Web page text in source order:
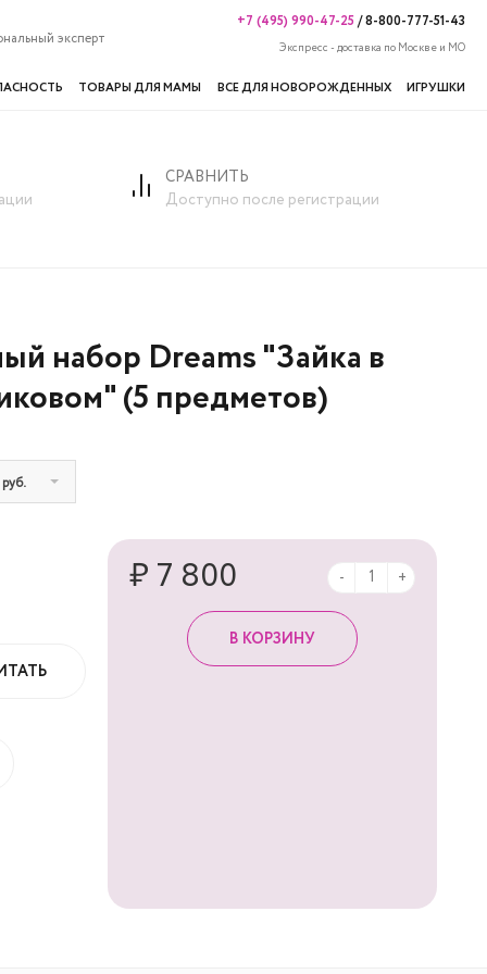
эксперт
+7 (495) 990-47-25/8-800-777-51-43
Экспресс - доставка по Москве и МО
ТОВАРЫ ДЛЯ МАМЫ ВСЕ ДЛЯ НОВОРОЖДЕННЫХ ИГРУШКИ
набор Dreams "Зайка в Персиковом" (5 предметов)
СРАВНИТЬ
Доступно после регистрации
набор Dreams "Зайка в
(5 предметов)
₽ 7 800 - +